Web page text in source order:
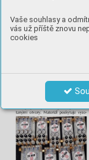
Vaše souhlasy a
vás už příště znovu
cookies